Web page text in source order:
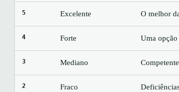
5 Excelente O melhor
4 Forte Uma
3 Mediano
2 Fraco